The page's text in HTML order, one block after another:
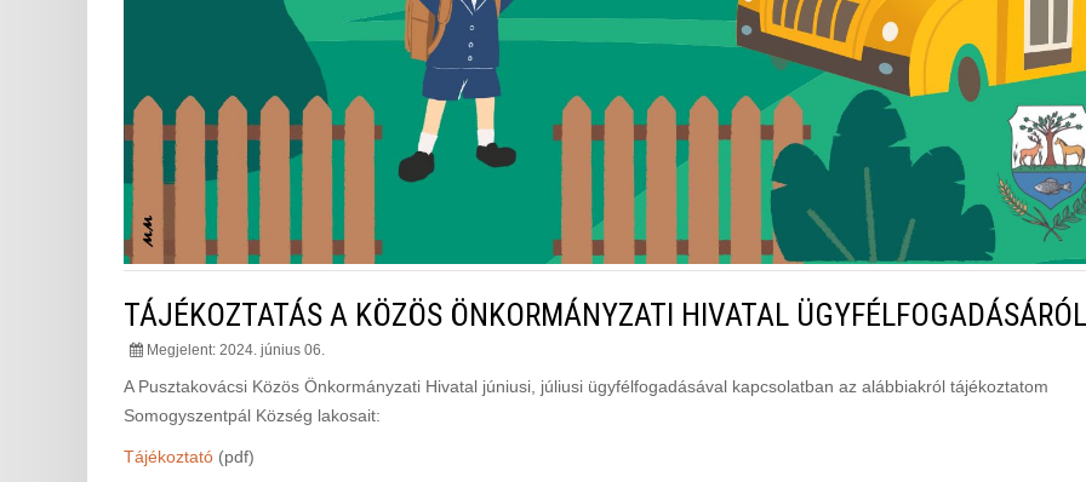
TÁJÉKOZTATÁS A KÖZÖS ÖNKORMÁNYZATI HIVATAL ÜGYFÉLFOGADÁSÁRÓL
Megjelent: 2024. június 06.
A Pusztakovácsi Közös Önkormányzati Hivatal júniusi, júliusi ügyfélfogadásával kapcsolatban az alábbiakról tájékoztatom
Somogyszentpál Község lakosait:
Tájékoztató (pdf)